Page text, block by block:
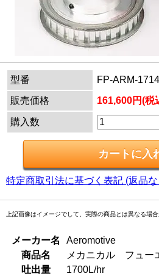
型番
FP-ARM-
販売価格
161,600円(税
購入数
特定商取引法に基づく表記 (返品
上記画像はイメージでして、実際の商品とは異なる場合
メーカー名
Aeromotive
商品名
メカニカル フュー
吐出量
1700L/hr